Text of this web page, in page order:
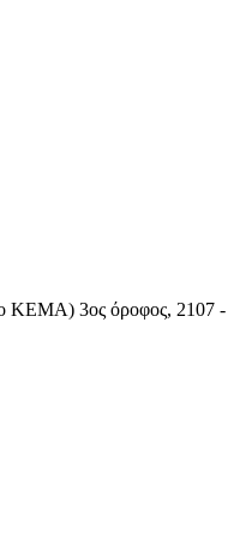
ΚΕΜΑ) 3ος όροφος, 2107 -